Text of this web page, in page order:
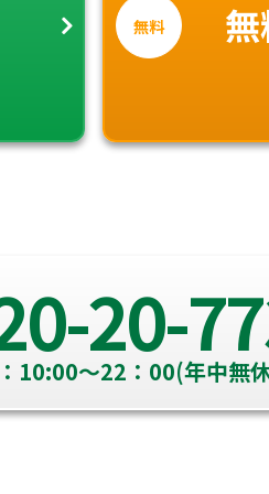
無料
20-
10:00～22：00(年中無